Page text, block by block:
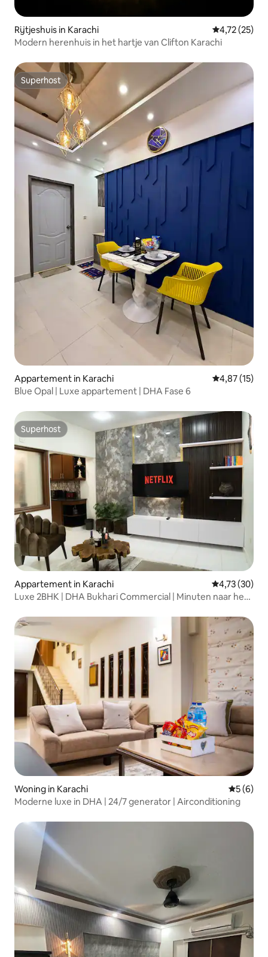
Rijtjeshuis in Karachi Gemiddelde
4,72 (25)
Modern herenhuis in het hartje van Clifton Karachi
Superhost
Superhost
Appartement in Karachi Gemiddelde
4,87 (15)
Blue Opal | Luxe appartement | DHA Fase 6
Superhost
Superhost
Appartement in Karachi Gemiddelde
4,73 (30)
Luxe 2BHK | DHA Bukhari Commercial | Minuten naar het
Woning in Karachi
5 (6)
Moderne luxe in DHA | 24/7 generator | Airconditioning